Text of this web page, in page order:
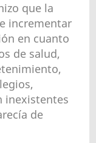
que la
incrementar
en cuanto
de salud,
inexistentes
de